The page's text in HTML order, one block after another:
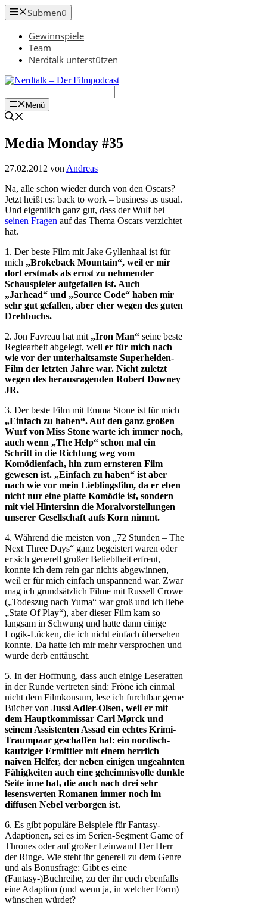
Zum
Inhalt
springen
Submenü
Gewinnspiele
Team
Nerdtalk unterstützen
Menü
Media Monday #35
27.02.2012 von Andreas
Na, alle schon wieder durch von den Oscars?
Jetzt heißt es: back to work – business as usual.
Und eigentlich ganz gut, dass der Wulf bei
seinen Fragen auf das Thema Oscars verzichtet
hat.
1. Der beste Film mit Jake Gyllenhaal ist für
mich „Brokeback Mountain“, weil er mir
dort erstmals als ernst zu nehmender
Schauspieler aufgefallen ist. Auch
„Jarhead“ und „Source Code“ haben mir
sehr gut gefallen, aber eher wegen des guten
Drehbuchs.
2. Jon Favreau hat mit „Iron Man“ seine beste
Regiearbeit abgelegt, weil er für mich nach
wie vor der unterhaltsamste Superhelden-
Film der letzten Jahre war. Nicht zuletzt
wegen des herausragenden Robert Downey
JR.
3. Der beste Film mit Emma Stone ist für mich
„Einfach zu haben“. Auf den ganz großen
Wurf von Miss Stone warte ich immer noch,
auch wenn „The Help“ schon mal ein
Schritt in die Richtung weg vom
Komödienfach, hin zum ernsteren Film
gewesen ist. „Einfach zu haben“ ist aber
nach wie vor mein Lieblingsfilm, da er eben
nicht nur eine platte Komödie ist, sondern
mit viel Hintersinn die Moralvorstellungen
unserer Gesellschaft aufs Korn nimmt.
4. Während die meisten von „72 Stunden – The
Next Three Days“ ganz begeistert waren oder
er sich generell großer Beliebtheit erfreut,
konnte ich dem rein gar nichts abgewinnen,
weil er für mich einfach unspannend war. Zwar
mag ich grundsätzlich Filme mit Russell Crowe
(„Todeszug nach Yuma“ war groß und ich liebe
„State Of Play“), aber dieser Film kam so
langsam in Schwung und hatte dann einige
Logik-Lücken, die ich nicht einfach übersehen
konnte. Da hatte ich mir mehr versprochen und
wurde derb enttäuscht.
5. In der Hoffnung, dass auch einige Leseratten
in der Runde vertreten sind: Fröne ich einmal
nicht dem Filmkonsum, lese ich furchtbar gerne
Bücher von Jussi Adler-Olsen, weil er mit
dem Hauptkommissar Carl Mørck und
seinem Assistenten Assad ein echtes Krimi-
Traumpaar geschaffen hat: ein nordisch-
kautziger Ermittler mit einem herrlich
naiven Helfer, der neben einigen ungeahnten
Fähigkeiten auch eine geheimnisvolle dunkle
Seite inne hat, die auch nach drei sehr
lesenswerten Romanen immer noch im
diffusen Nebel verborgen ist.
6. Es gibt populäre Beispiele für Fantasy-
Adaptionen, sei es im Serien-Segment Game of
Thrones oder auf großer Leinwand Der Herr
der Ringe. Wie steht ihr generell zu dem Genre
und als Bonusfrage: Gibt es eine
(Fantasy-)Buchreihe, zu der ihr euch ebenfalls
eine Adaption (und wenn ja, in welcher Form)
wünschen würdet?